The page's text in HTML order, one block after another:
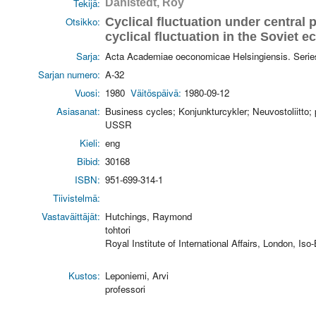
Tekijä:
Otsikko: Cyclical fluctuation under central
cyclical fluctuation in the Soviet
Sarja: Acta Academiae oeconomicae Helsingiensis.
Sarjan numero: A-32
Vuosi: 1980 Väitöspäivä: 1980-09-12
Asiasanat: Business cycles; Konjunkturcykler;
USSR
Kieli: eng
Bibid: 30168
ISBN: 951-699-314-1
Tiivistelmä:
Vastaväittäjät: Hutchings, Raymond
tohtori
Royal Institute of International Affairs, London,
Kustos: Leponiemi, Arvi
professori